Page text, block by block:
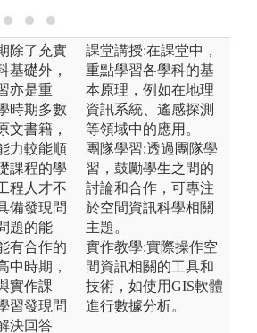
除了充實
基礎外，
亦是重
時期多數
文書籍，
力較能順
課程的學
程人才不
備發現問
題的能
有合作的
中時期，
實作課
習發現問
決回答
課堂講授:在課堂中，
重點學習各學科的基
本原理，例如在地理
資訊系統、遙感探測
等領域中的應用。
團隊學習:透過團隊學
習，鼓勵學生之間的
討論和合作，可專注
於空間資訊科學相關
主題。
實作教學:實際操作空
間資訊相關的工具和
技術，如使用GIS軟體
進行數據分析。